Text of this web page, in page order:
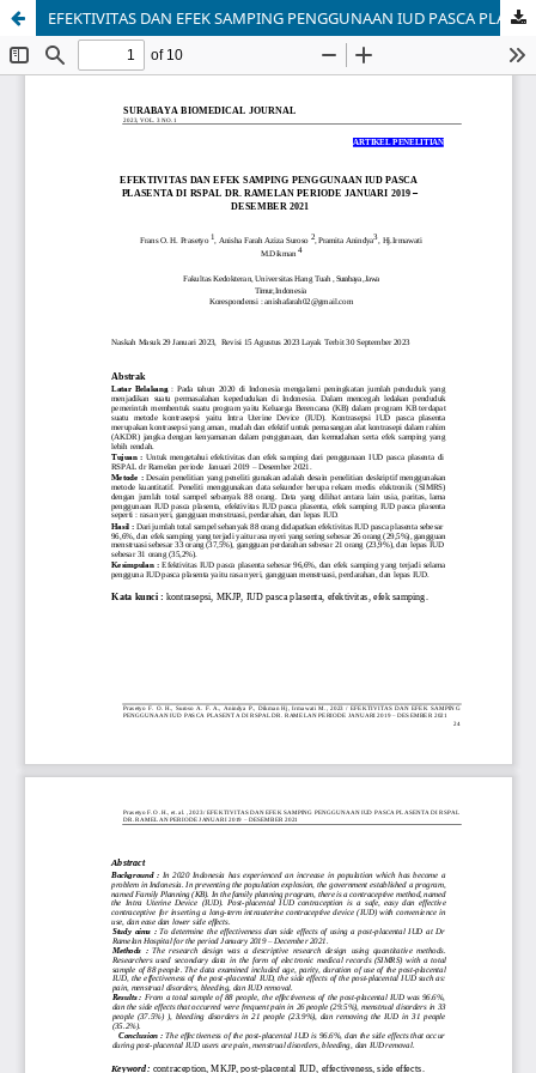
EFEKTIVITAS DAN EFEK SAMPING PENGGUNAAN IUD PASCA PLASENTA DI RSPAL DR. RAMELAN PERIODE JANUARI 2019 – DESEMBER 2021